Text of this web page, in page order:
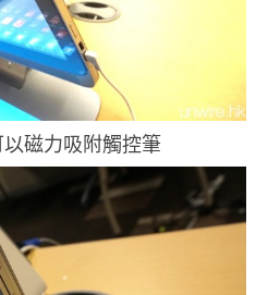
磁力吸附觸控筆